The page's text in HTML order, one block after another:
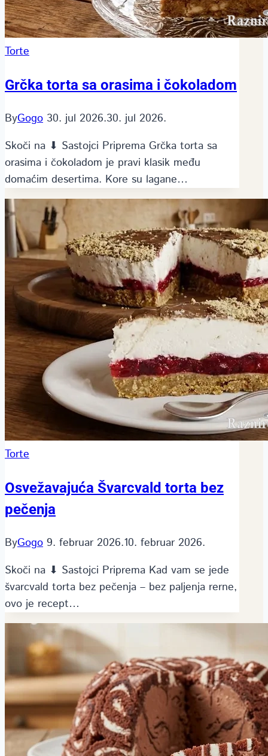
Torte
Grčka torta sa orasima i čokoladom
ByGogo 30. jul 2026.30. jul 2026.
Skoči na ⬇ Sastojci Priprema Grčka torta sa
orasima i čokoladom je pravi klasik među
domaćim desertima. Kore su lagane…
Torte
Osvežavajuća Švarcvald torta bez
pečenja
ByGogo 9. februar 2026.10. februar 2026.
Skoči na ⬇ Sastojci Priprema Kad vam se jede
švarcvald torta bez pečenja – bez paljenja rerne,
ovo je recept…